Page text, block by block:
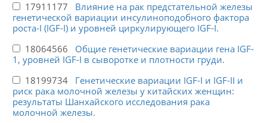
17911177 Влияние на рак предстательной железы
генетической вариации инсулиноподобного фактора
роста-I (IGF-I) и уровней циркулирующего IGF-I.
18064566 Общие генетические вариации гена IGF-
1, уровней IGF-I в сыворотке и плотности груди.
18199734 Генетические вариации IGF-I и IGF-II и
риск рака молочной железы у китайских женщин:
результаты Шанхайского исследования рака
молочной железы.